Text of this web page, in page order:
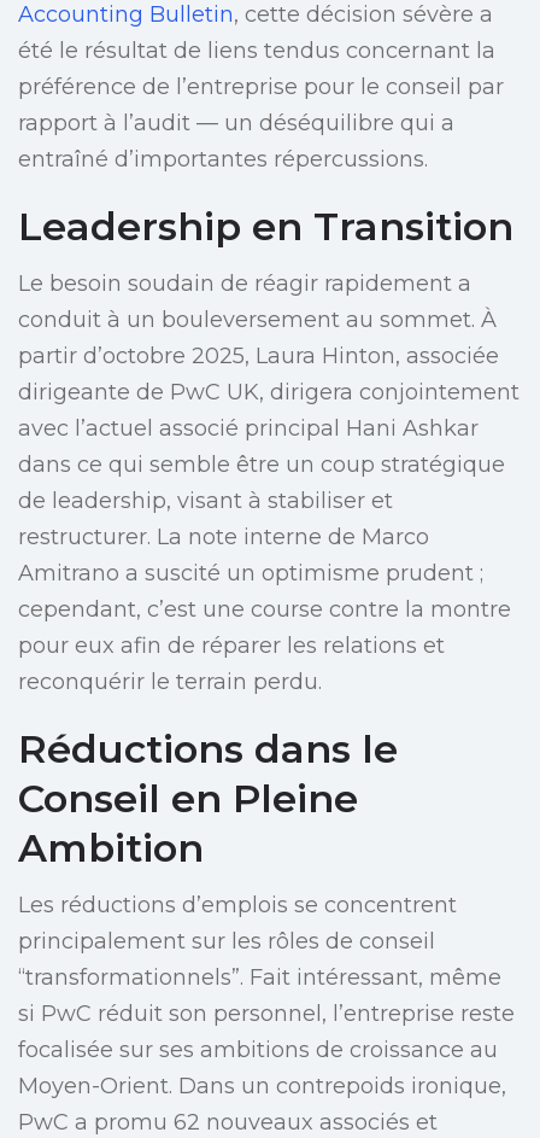
Accounting Bulletin, cette décision sévère a
été le résultat de liens tendus concernant la
préférence de l’entreprise pour le conseil par
rapport à l’audit — un déséquilibre qui a
entraîné d’importantes répercussions.
Leadership en Transition
Le besoin soudain de réagir rapidement a
conduit à un bouleversement au sommet. À
partir d’octobre 2025, Laura Hinton, associée
dirigeante de PwC UK, dirigera conjointement
avec l’actuel associé principal Hani Ashkar
dans ce qui semble être un coup stratégique
de leadership, visant à stabiliser et
restructurer. La note interne de Marco
Amitrano a suscité un optimisme prudent ;
cependant, c’est une course contre la montre
pour eux afin de réparer les relations et
reconquérir le terrain perdu.
Réductions dans le
Conseil en Pleine
Ambition
Les réductions d’emplois se concentrent
principalement sur les rôles de conseil
“transformationnels”. Fait intéressant, même
si PwC réduit son personnel, l’entreprise reste
focalisée sur ses ambitions de croissance au
Moyen-Orient. Dans un contrepoids ironique,
PwC a promu 62 nouveaux associés et